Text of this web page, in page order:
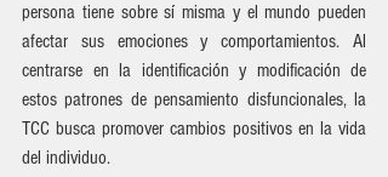
persona tiene sobre sí misma y el mundo pueden
afectar sus emociones y comportamientos. Al
centrarse en la identificación y modificación de
estos patrones de pensamiento disfuncionales, la
TCC busca promover cambios positivos en la vida
del individuo.